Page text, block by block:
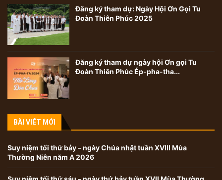
Đăng ký tham dự: Ngày Hội Ơn Gọi Tu
Đoàn Thiên Phúc 2025
Đăng ký tham dự ngày hội Ơn gọi Tu
Đoàn Thiên Phúc Ép-pha-tha...
BÀI VIẾT MỚI
Suy niệm tối thứ bảy – ngày Chúa nhật tuần XVIII Mùa
Thường Niên năm A 2026